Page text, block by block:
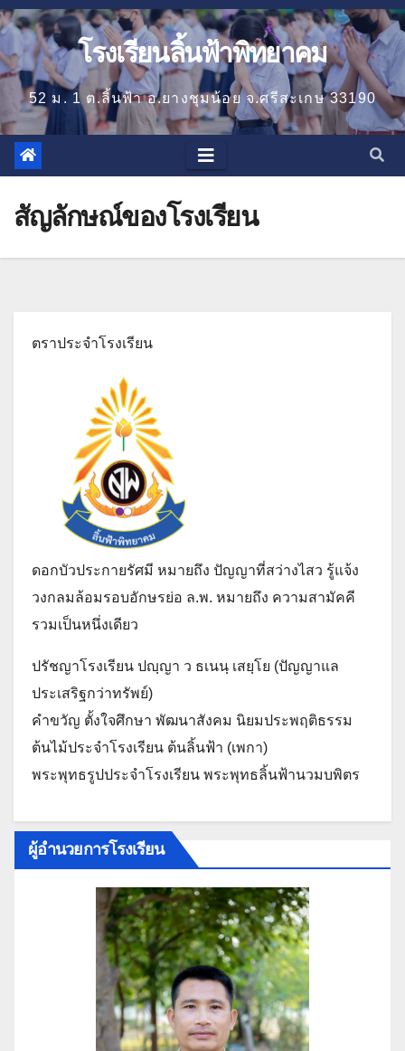
โรงเรียนลิ้นฟ้าพิทยาคม
52 ม. 1 ต.ลิ้นฟ้า อ.ยางชุมน้อย จ.ศรีสะเกษ 33190
สัญลักษณ์ของโรงเรียน
ตราประจำโรงเรียน
ดอกบัวประกายรัศมี หมายถึง ปัญญาที่สว่างไสว รู้แจ้ง
วงกลมล้อมรอบอักษรย่อ ล.พ. หมายถึง ความสามัคคี
รวมเป็นหนึ่งเดียว
ปรัชญาโรงเรียน ปญฺญา ว ธเนนฺ เสยฺโย (ปัญญาแล
ประเสริฐกว่าทรัพย์)
คำขวัญ ตั้งใจศึกษา พัฒนาสังคม นิยมประพฤติธรรม
ต้นไม้ประจำโรงเรียน ต้นลิ้นฟ้า (เพกา)
พระพุทธรูปประจำโรงเรียน พระพุทธลิ้นฟ้านวมบพิตร
ผู้อำนวยการโรงเรียน